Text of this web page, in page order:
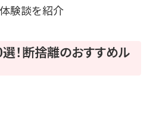
験談を紹介
！断捨離のおすすめル